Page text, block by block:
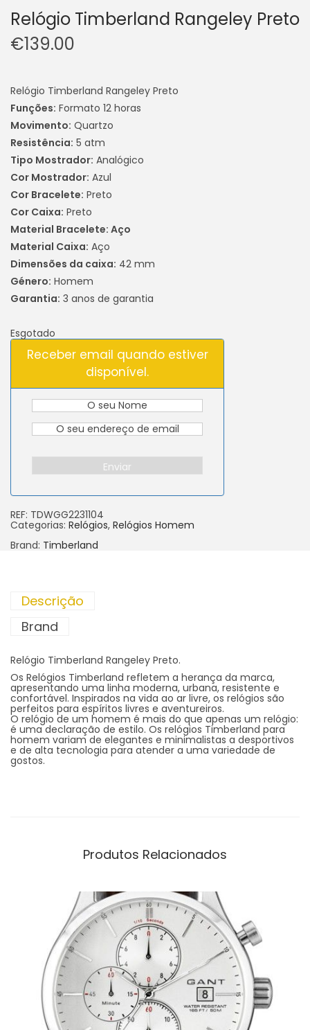
Relógio Timberland Rangeley Preto
€139.00
Relógio Timberland Rangeley Preto
Funções: Formato 12 horas
Movimento: Quartzo
Resistência: 5 atm
Tipo Mostrador: Analógico
Cor Mostrador: Azul
Cor Bracelete: Preto
Cor Caixa: Preto
Material Bracelete: Aço
Material Caixa: Aço
Dimensões da caixa: 42 mm
Género: Homem
Garantia: 3 anos de garantia
Esgotado
Receber email quando estiver
disponível.
Enviar
REF: TDWGG2231104
Categorias: Relógios, Relógios Homem
Brand: Timberland
Descrição
Brand
Relógio Timberland Rangeley Preto.
Os Relógios Timberland refletem a herança da marca,
apresentando uma linha moderna, urbana, resistente e
confortável. Inspirados na vida ao ar livre, os relógios são
perfeitos para espíritos livres e aventureiros.
O relógio de um homem é mais do que apenas um relógio:
é uma declaração de estilo. Os relógios Timberland para
homem variam de elegantes e minimalistas a desportivos
e de alta tecnologia para atender a uma variedade de
gostos.
Produtos Relacionados